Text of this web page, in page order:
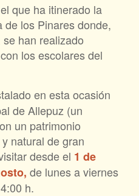
que ha itinerado la
los Pinares donde,
han realizado
los escolares del
en esta ocasión
de Allepuz (un
un patrimonio
natural de gran
desde el 1 de
de lunes a viernes
h.